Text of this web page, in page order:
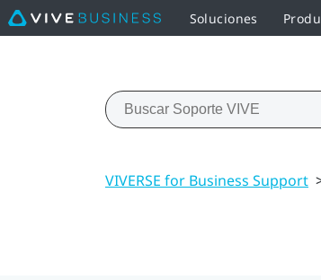
Soluciones
VIVERSE for Business Support